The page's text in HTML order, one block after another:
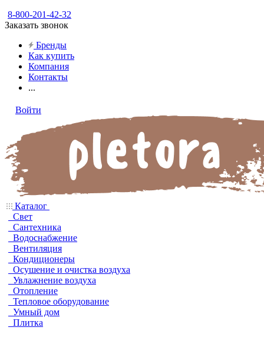
8-800-201-42-32
Заказать звонок
Бренды
Как купить
Компания
Контакты
...
Войти
Каталог
Свет
Сантехника
Водоснабжение
Вентиляция
Кондиционеры
Осушение и очистка воздуха
Увлажнение воздуха
Отопление
Тепловое оборудование
Умный дом
Плитка